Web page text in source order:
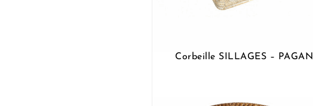
Corbeille SILLAGES – PAGAN